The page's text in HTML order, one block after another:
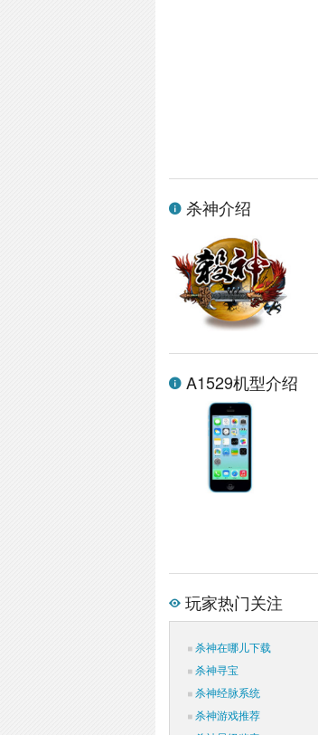
杀神介绍
A1529机型介绍
玩家热门关注
杀神在哪儿下载
杀神寻宝
杀神经脉系统
杀神游戏推荐